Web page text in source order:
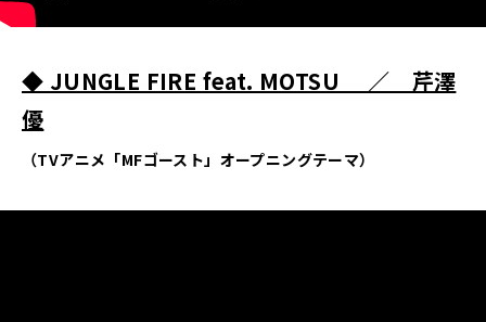
◆ JUNGLE FIRE feat. MOTSU ／ 芹澤
優
（TVアニメ「MFゴースト」オープニングテーマ）